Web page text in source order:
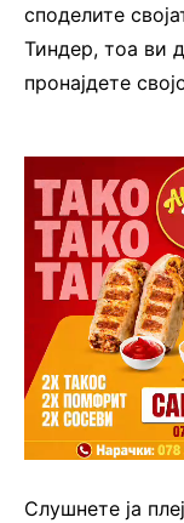
споделите
Тиндер, тоа ви
пронајдете
Слушнете ја